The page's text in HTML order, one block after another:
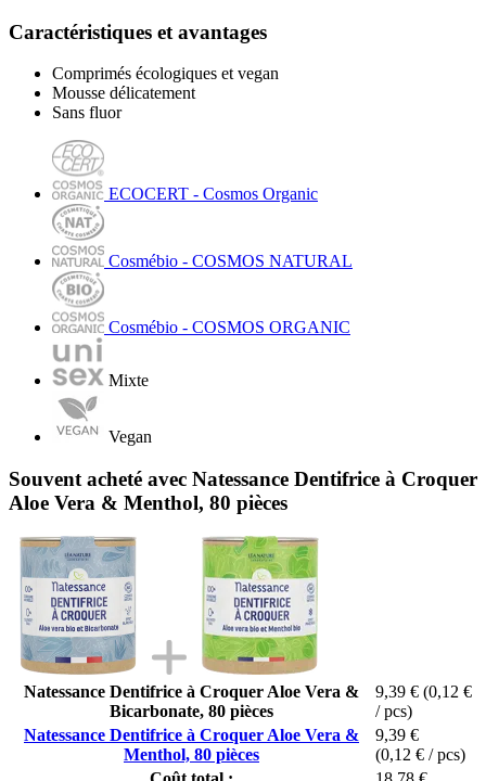
Caractéristiques et avantages
Comprimés écologiques et vegan
Mousse délicatement
Sans fluor
ECOCERT - Cosmos Organic
Cosmébio - COSMOS NATURAL
Cosmébio - COSMOS ORGANIC
Mixte
Vegan
Souvent acheté avec Natessance Dentifrice à Croquer
Aloe Vera & Menthol, 80 pièces
Natessance Dentifrice à Croquer Aloe Vera &
Bicarbonate, 80 pièces
9,39 € (0,12 €
/ pcs)
Natessance Dentifrice à Croquer Aloe Vera &
Menthol, 80 pièces
9,39 €
(0,12 € / pcs)